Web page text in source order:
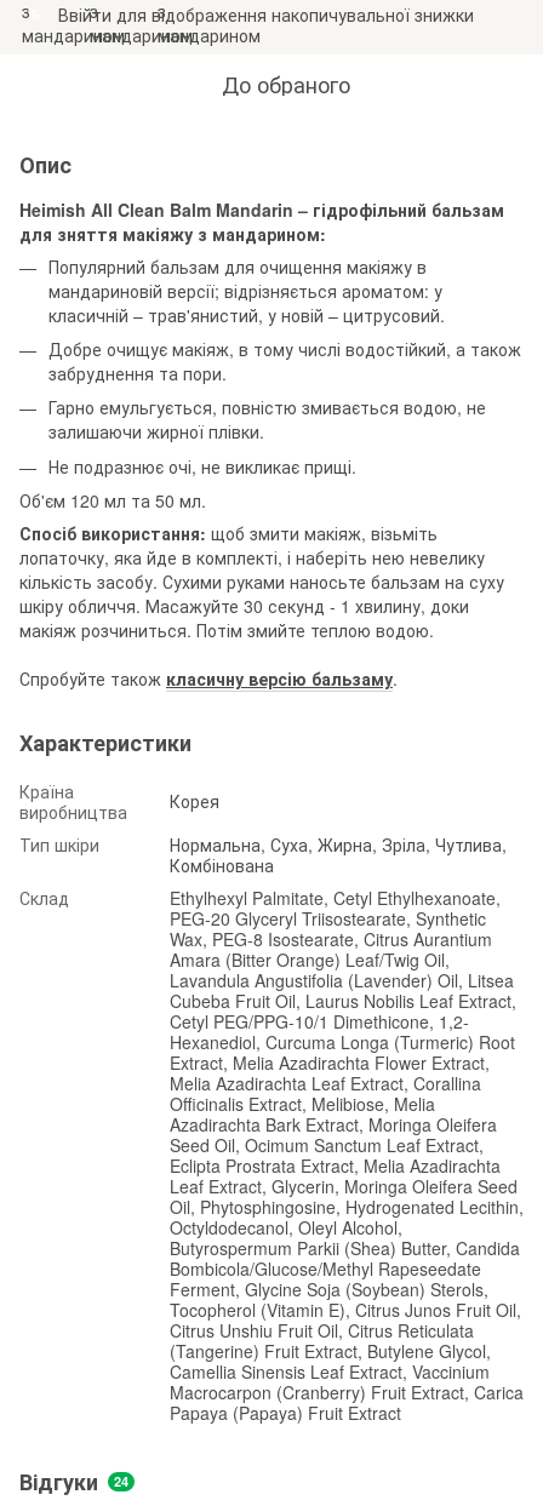
% Ввійти для відображення накопичувальної знижки
До обраного
Опис
Heimish All Clean Balm Mandarin – гідрофільний бальзам
для зняття макіяжу з мандарином:
Популярний бальзам для очищення макіяжу в
мандариновій версії; відрізняється ароматом: у
класичній – трав'янистий, у новій – цитрусовий.
Добре очищує макіяж, в тому числі водостійкий, а також
забруднення та пори.
Гарно емульгується, повністю змивається водою, не
залишаючи жирної плівки.
Не подразнює очі, не викликає прищі.
Об'єм 120 мл та 50 мл.
Спосіб використання: щоб змити макіяж, візьміть
лопаточку, яка йде в комплекті, і наберіть нею невелику
кількість засобу. Сухими руками наносьте бальзам на суху
шкіру обличчя. Масажуйте 30 секунд - 1 хвилину, доки
макіяж розчиниться. Потім змийте теплою водою.
Спробуйте також класичну версію бальзаму.
Характеристики
Країна
виробництва
Корея
Тип шкіри
Нормальна, Суха, Жирна, Зріла, Чутлива,
Комбінована
Склад
Ethylhexyl Palmitate, Cetyl Ethylhexanoate,
PEG-20 Glyceryl Triisostearate, Synthetic
Wax, PEG-8 Isostearate, Citrus Aurantium
Amara (Bitter Orange) Leaf/Twig Oil,
Lavandula Angustifolia (Lavender) Oil, Litsea
Cubeba Fruit Oil, Laurus Nobilis Leaf Extract,
Cetyl PEG/PPG-10/1 Dimethicone, 1,2-
Hexanediol, Curcuma Longa (Turmeric) Root
Extract, Melia Azadirachta Flower Extract,
Melia Azadirachta Leaf Extract, Corallina
Officinalis Extract, Melibiose, Melia
Azadirachta Bark Extract, Moringa Oleifera
Seed Oil, Ocimum Sanctum Leaf Extract,
Eclipta Prostrata Extract, Melia Azadirachta
Leaf Extract, Glycerin, Moringa Oleifera Seed
Oil, Phytosphingosine, Hydrogenated Lecithin,
Octyldodecanol, Oleyl Alcohol,
Butyrospermum Parkii (Shea) Butter, Candida
Bombicola/Glucose/Methyl Rapeseedate
Ferment, Glycine Soja (Soybean) Sterols,
Tocopherol (Vitamin E), Citrus Junos Fruit Oil,
Citrus Unshiu Fruit Oil, Citrus Reticulata
(Tangerine) Fruit Extract, Butylene Glycol,
Camellia Sinensis Leaf Extract, Vaccinium
Macrocarpon (Cranberry) Fruit Extract, Carica
Papaya (Papaya) Fruit Extract
Відгуки 24